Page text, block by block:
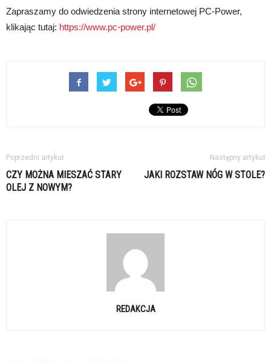
Zapraszamy do odwiedzenia strony internetowej PC-Power,
klikając tutaj: https://www.pc-power.pl/
Poprzedni artykuł
CZY MOŻNA MIESZAĆ STARY
OLEJ Z NOWYM?
Następny artykuł
JAKI ROZSTAW NÓG W STOLE?
REDAKCJA